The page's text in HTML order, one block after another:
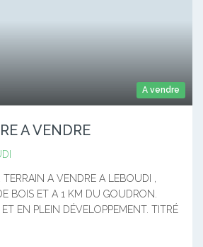
A vendre
A VENDRE
A VENDRE A LEBOUDI ,
BOIS ET A 1 KM DU GOUDRON.
EN PLEIN DÉVELOPPEMENT. TITRÉ